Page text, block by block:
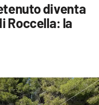
diventa
Roccella: la